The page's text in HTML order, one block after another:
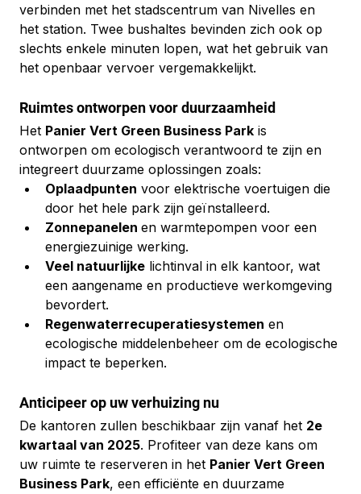
verbinden met het stadscentrum van Nivelles en
het station. Twee bushaltes bevinden zich ook op
slechts enkele minuten lopen, wat het gebruik van
het openbaar vervoer vergemakkelijkt.
Ruimtes ontworpen voor duurzaamheid
Het Panier Vert Green Business Park is
ontworpen om ecologisch verantwoord te zijn en
integreert duurzame oplossingen zoals:
Oplaadpunten voor elektrische voertuigen die
door het hele park zijn geïnstalleerd.
Zonnepanelen en warmtepompen voor een
energiezuinige werking.
Veel natuurlijke lichtinval in elk kantoor, wat
een aangename en productieve werkomgeving
bevordert.
Regenwaterrecuperatiesystemen en
ecologische middelenbeheer om de ecologische
impact te beperken.
Anticipeer op uw verhuizing nu
De kantoren zullen beschikbaar zijn vanaf het 2e
kwartaal van 2025. Profiteer van deze kans om
uw ruimte te reserveren in het Panier Vert Green
Business Park, een efficiënte en duurzame